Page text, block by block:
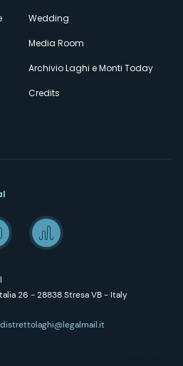
Wedding
Media Room
Archivio Laghi e Monti Today
Credits
26 - 28838 Stresa VB - Italy
distrettolaghi@legalmail.it